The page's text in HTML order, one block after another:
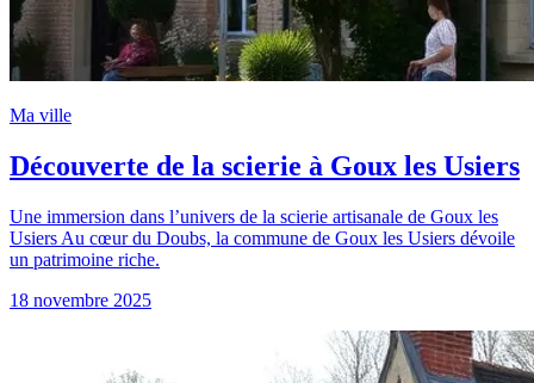
Ma ville
Découverte de la scierie à Goux les Usiers
Une immersion dans l’univers de la scierie artisanale de Goux les
Usiers Au cœur du Doubs, la commune de Goux les Usiers dévoile
un patrimoine riche.
18 novembre 2025